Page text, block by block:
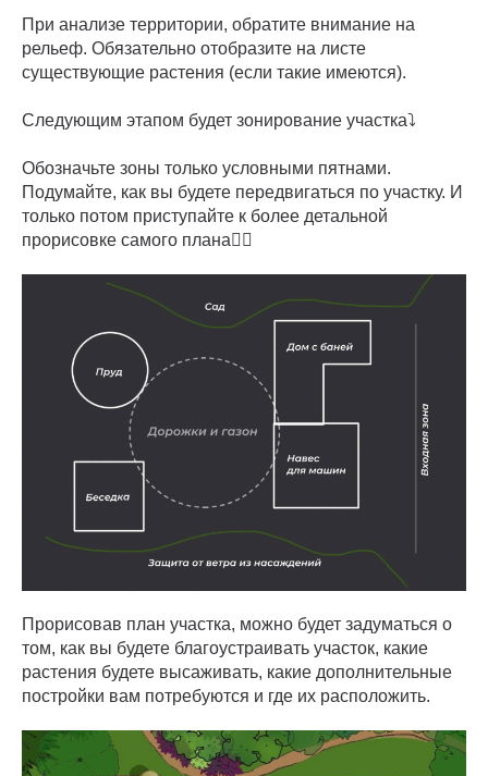
При анализе территории, обратите внимание на
рельеф. Обязательно отобразите на листе
существующие растения (если такие имеются).
Следующим этапом будет зонирование участка⤵️
Обозначьте зоны только условными пятнами.
Подумайте, как вы будете передвигаться по участку. И
только потом приступайте к более детальной
прорисовке самого плана👌🏻
Прорисовав план участка, можно будет задуматься о
том, как вы будете благоустраивать участок, какие
растения будете высаживать, какие дополнительные
постройки вам потребуются и где их расположить.